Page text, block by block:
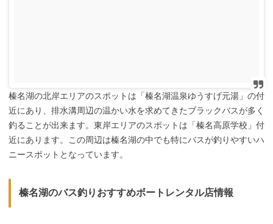
榛名湖の北岸エリアのスポットは「榛名湖温泉ゆうすげ元湯」の付
近にあり、排水溝周辺の温かい水を求めてきたブラックバスが多く
釣ることが出来ます。東岸エリアのスポットは「榛名高原学校」付
近にあります。この周辺は榛名湖の中でも特にバスが釣りやすいハ
ニースポットとなっています。
榛名湖のバス釣りおすすめボートレンタル店情報